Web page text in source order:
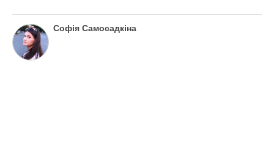
Софія Самосадкіна